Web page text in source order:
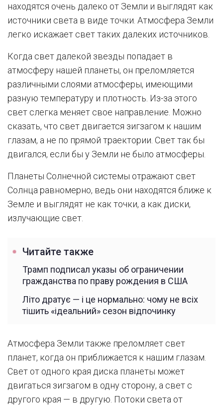
находятся очень далеко от Земли и выглядят как
источники света в виде точки. Атмосфера Земли
легко искажает свет таких далеких источников.
Когда свет далекой звезды попадает в
атмосферу нашей планеты, он преломляется
различными слоями атмосферы, имеющими
разную температуру и плотность. Из-за этого
свет слегка меняет свое направление. Можно
сказать, что свет двигается зигзагом к нашим
глазам, а не по прямой траектории. Свет так бы
двигался, если бы у Земли не было атмосферы.
Планеты Солнечной системы отражают свет
Солнца равномерно, ведь они находятся ближе к
Земле и выглядят не как точки, а как диски,
излучающие свет.
Читайте также
Трамп подписал указы об ограничении
гражданства по праву рождения в США
Літо дратує — і це нормально: чому не всіх
тішить «ідеальний» сезон відпочинку
Атмосфера Земли также преломляет свет
планет, когда он приближается к нашим глазам.
Свет от одного края диска планеты может
двигаться зигзагом в одну сторону, а свет с
другого края — в другую. Потоки света от